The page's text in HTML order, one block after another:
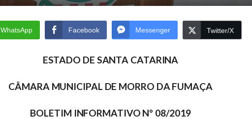
WhatsApp Facebook Messenger Twitter/X
ESTADO DE SANTA CATARINA
CÂMARA MUNICIPAL DE MORRO DA FUMAÇA
BOLETIM INFORMATIVO Nº 08/2019